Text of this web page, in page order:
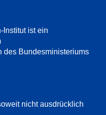
Institut ist ein
des Bundesministeriums
nicht ausdrücklich